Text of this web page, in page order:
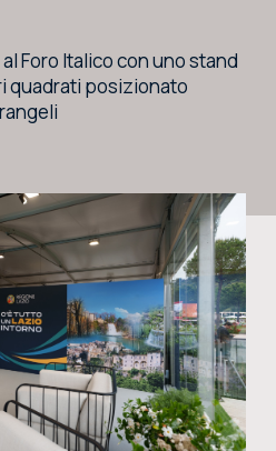
Foro Italico con uno stand
quadrati posizionato
BNL D’ITALIA DAL VIVO: ACQUISTA I BIGLIETTI CON
FORO ITALICO